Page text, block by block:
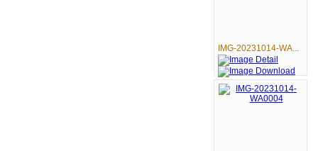
IMG-20231014-WA...